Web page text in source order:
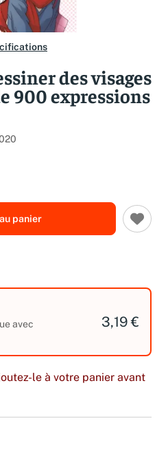
des visages
900 expressions
panier
avec
3,19 €
le à votre panier avant